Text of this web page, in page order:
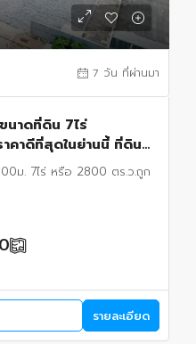
7 วัน ที่ผ่านมา
นาดที่ดิน 7ไร่
คาดีที่สุดในย่านนี้ ที่ดิน
ม. 7ไร่ หรือ 2800 ตร.ว.ถูก
รายละเอียด